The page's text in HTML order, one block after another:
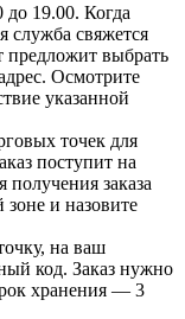
до 19.00. Когда
служба свяжется
предложит выбрать
Осмотрите
указанной
точек для
поступит на
заказа
зоне и назовите
на ваш
код. Заказ нужно
хранения — 3